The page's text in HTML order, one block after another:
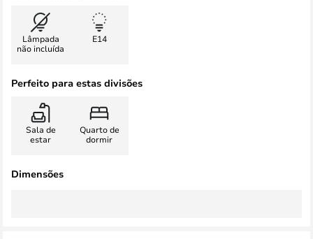
Lâmpada
não incluída
E14
Perfeito para estas divisões
Sala de
estar
Quarto de
dormir
Dimensões